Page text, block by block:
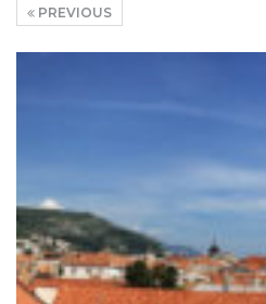
PREVIOUS